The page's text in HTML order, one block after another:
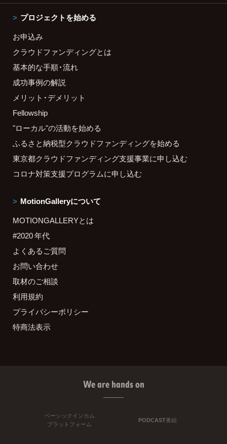
プロジェクトを始める
お申込み
クラウドファンディングとは
基本的な手順・流れ
成功事例の解説
メリット・デメリット
Fellowship
"ローカル"の活動を始める
ふるさと納税型クラウドファンディングを始める
東京都クラウドファンディング支援事業に申し込む
コロナ対策支援プログラムに申し込む
MotionGalleryについて
MOTIONGALLERYとは
#2020 年代
よくあるご質問
お問い合わせ
取材のご相談
利用規約
プライバシーポリシー
特商法表示
We are hands on
ベーシックインカム
プラットフォーム
PODCAST番組